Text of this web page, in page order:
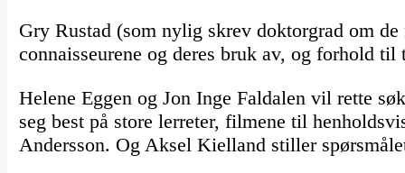
Gry Rustad (som nylig skrev doktorgrad om
connaisseurene og deres bruk av, og forhold til
Helene Eggen og Jon Inge Faldalen vil rette
seg best på store lerreter, filmene til
Andersson. Og Aksel Kielland stiller